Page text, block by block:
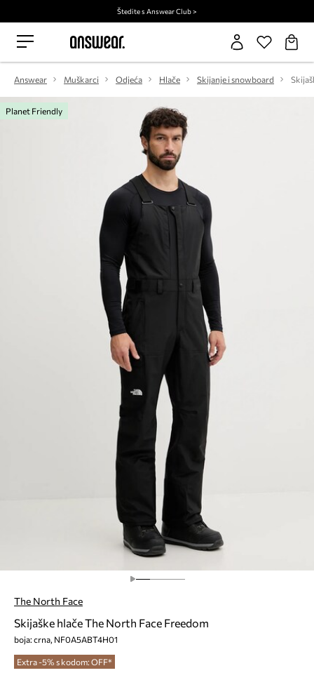
Štedite s Answear Club >
Answear Muškarci Odjeća Hlače Skijanje i snowboard
Planet Friendly
The North Face
Skijaške hlače The North Face Freedom
boja: crna, NF0A5ABT4H01
Extra -5% s kodom: OFF*